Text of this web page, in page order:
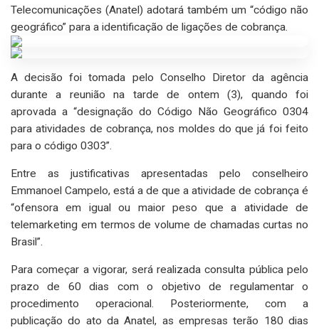
Telecomunicações (Anatel) adotará também um “código não
geográfico” para a identificação de ligações de cobrança.
A decisão foi tomada pelo Conselho Diretor da agência
durante a reunião na tarde de ontem (3), quando foi
aprovada a “designação do Código Não Geográfico 0304
para atividades de cobrança, nos moldes do que já foi feito
para o código 0303”.
Entre as justificativas apresentadas pelo conselheiro
Emmanoel Campelo, está a de que a atividade de cobrança é
“ofensora em igual ou maior peso que a atividade de
telemarketing em termos de volume de chamadas curtas no
Brasil”.
Para começar a vigorar, será realizada consulta pública pelo
prazo de 60 dias com o objetivo de regulamentar o
procedimento operacional. Posteriormente, com a
publicação do ato da Anatel, as empresas terão 180 dias